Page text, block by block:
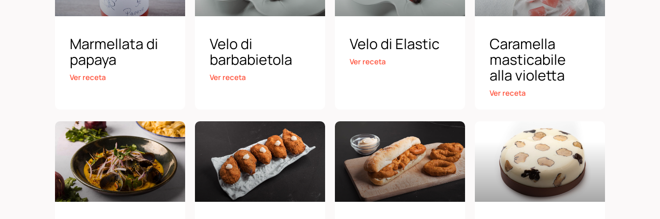
Marmellata di
papaya
Ver receta
Velo di
barbabietola
Ver receta
Velo di Elastic
Ver receta
Caramella
masticabile
alla violetta
Ver receta